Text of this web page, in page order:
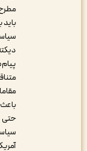
مطرح کند؟
باید برای
سیاست‌هایی
دیکته کند؟ و
پیام‌های
متناقض
مقامات
باعث
حتی میان
آمریکایی